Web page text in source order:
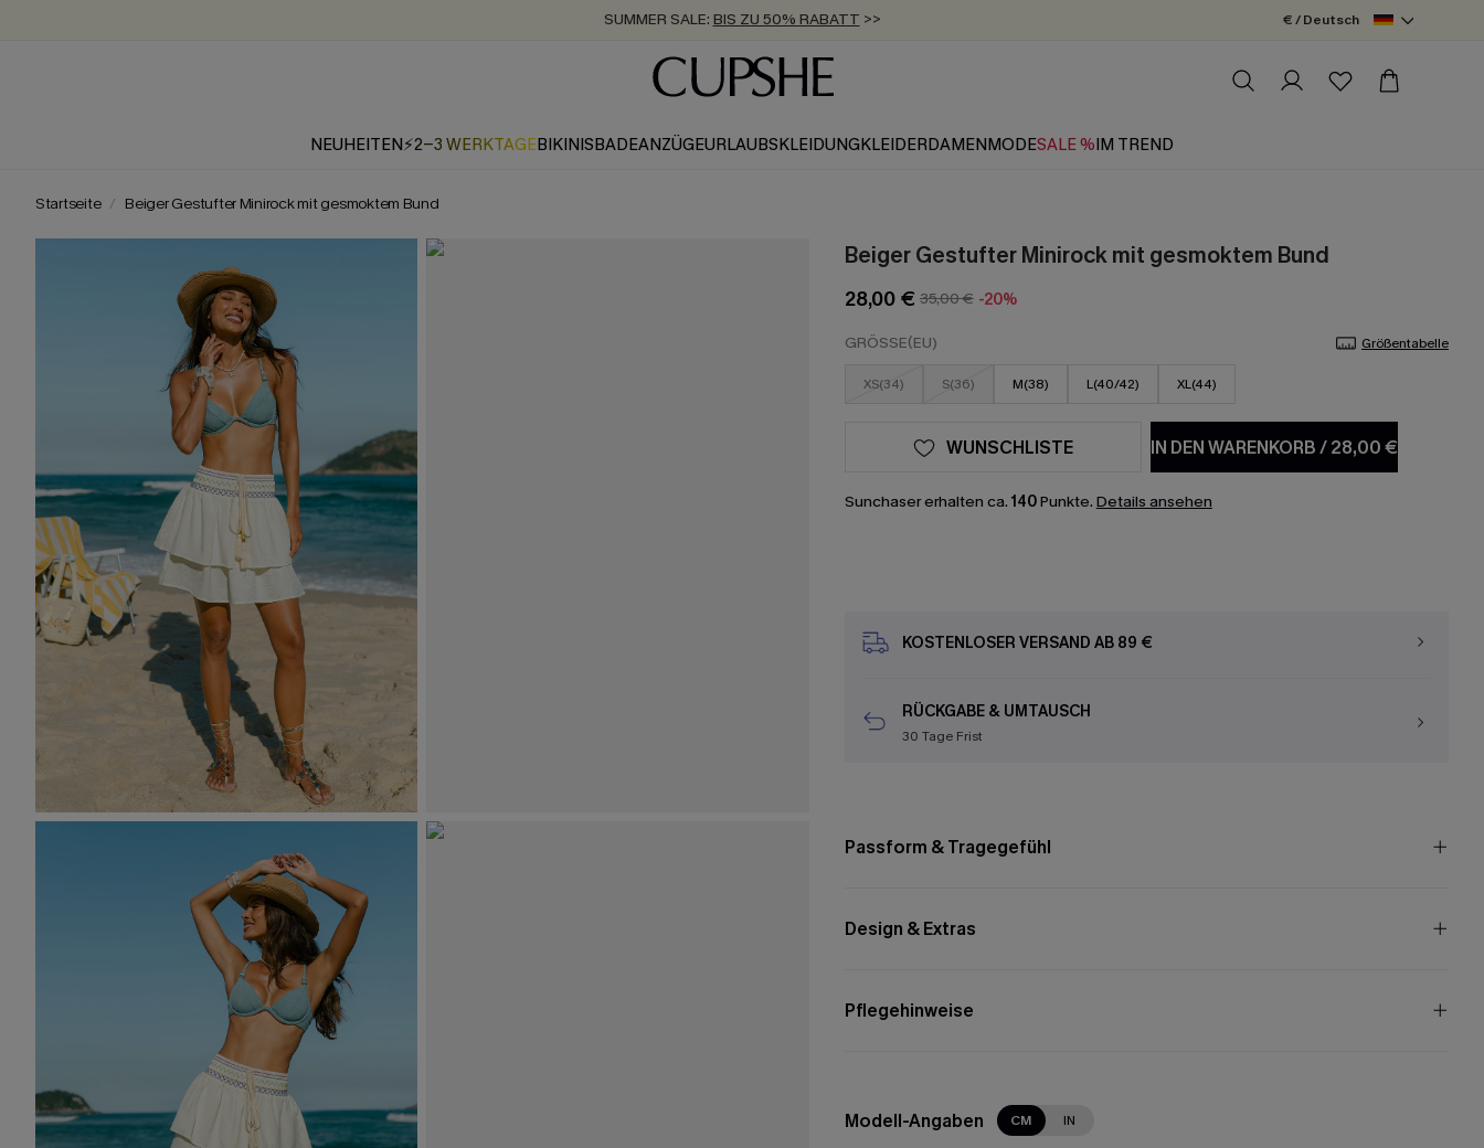
SUMMER SALE: BIS ZU 50% RABATT >>
ZUM NEWSLETTER:BIS ZU -20% EXTRA ERHALTEN
KOSTENLOSER VERSAND AB 89 €
€ / Deutsch
NEUHEITEN⚡2-3 WERKTAGEBIKINISBADEANZÜGEURLAUBSKLEIDUNGKLEIDERDAMENMODESALE %IM TREND
Startseite Beiger Gestufter Minirock mit gesmoktem Bund
Beiger Gestufter Minirock mit gesmoktem Bund
28,00 € 35,00 € -20%
GRÖSSE(EU) Größentabelle
XS(34) S(36) M(38) L(40/42) XL(44)
IN DEN WARENKORB/28,00 €
WUNSCHLISTE
Sunchaser erhalten ca. 140Punkte. Details ansehen
KOSTENLOSER VERSAND AB 89 €
RÜCKGABE & UMTAUSCH
30 Tage Frist
Passform & Tragegefühl
Design & Extras
Pflegehinweise
Modell-Angaben CM IN